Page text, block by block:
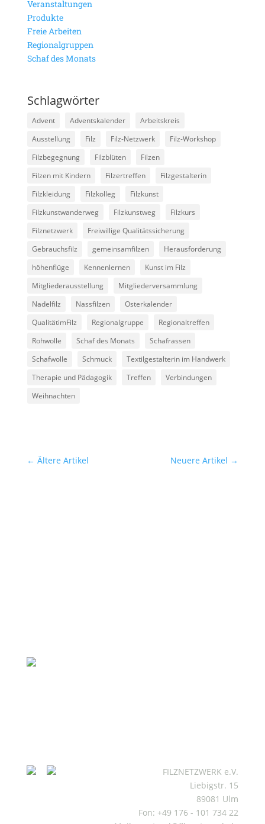
Veranstaltungen
Produkte
Freie Arbeiten
Regionalgruppen
Schaf des Monats
Schlagwörter
Advent Adventskalender
Arbeitskreis
Ausstellung
Filz Filz-Netzwerk
Filz-Workshop
Filzbegegnung
Filzblüten
Filzen
Filzen mit Kindern
Filzertreffen
Filzgestalterin
Filzkleidung
Filzkolleg
Filzkunst
Filzkunstwanderweg
Filzkunstweg
Filzkurs
Filznetzwerk
Freiwillige Qualitätssicherung
Gebrauchsfilz
gemeinsamfilzen
Herausforderung
höhenflüge
Kennenlernen
Kunst im Filz
Mitgliederausstellung
Mitgliederversammlung
Nadelfilz
Nassfilzen
Osterkalender
QualitätimFilz
Regionalgruppe
Regionaltreffen
Rohwolle
Schaf des Monats
Schafrassen
Schafwolle
Schmuck
Textilgestalterin im Handwerk
Therapie und Pädagogik
Treffen
Verbindungen
Weihnachten
← Ältere Artikel Neuere Artikel →
FILZNETZWERK e.V.
Liebigstr. 15
89081 Ulm
Fon: +49 176 - 101 734 22